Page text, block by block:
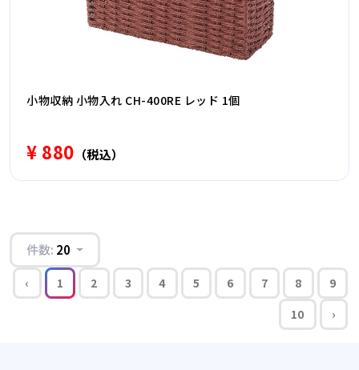
小物収納 小物入れ CH-400RE レッド 1個
¥ 880 （税込）
件数: 20
‹ 1 2 3 4 5 6 7 8
9
10
›